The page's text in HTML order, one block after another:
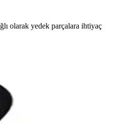
olarak yedek parçalara ihtiyaç
özelliğiyle öne çıkar.